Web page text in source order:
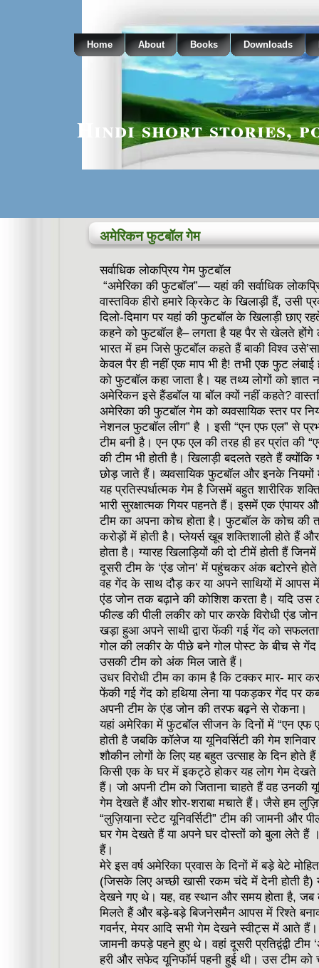
Home About Books Downloads
Hindi short stories,
अमेरिकन फुटबॉल गेम
सर्वाधिक लोकप्रिय गेम फुटबॉल
“अमेरिका की फुटबॉल”— यहां की सर्वाधिक
वास्तविक हीरो हमारे क्रिकेट के खिलाड़ी हैं,
दिलो-दिमाग पर यहां की फुटबॉल के खिलाड़ी छाए
कहने को फुटबॉल है– लगता है यह पैर से खेलते होंगे
भारत में हम जिसे फुटबॉल कहते हैं बाकी विश्व
केवल पैर ही नहीं एक माप भी है! तभी एक फुट लंबाई
को फुटबॉल कहा जाता है। यह तथ्य लोगों को ज्ञात
अमेरिकन इसे हैंडबॉल या बॉल क्यों नहीं कहते?
अमेरिका की फुटबॉल गेम को व्यवसायिक स्तर पर
नेशनल फुटबॉल लीग” है । इसी “एन एफ एल” से
टीम बनी है। एन एफ एल की तरह ही हर प्रांत की
की टीम भी होती है। खिलाड़ी बदलते रहते हैं
छोड़ जाते हैं। व्यवसायिक फुटबॉल और इनके नियमों
यह प्रतिस्पर्धात्मक गेम है जिसमें बहुत शारीरिक
भारी सुरक्षात्मक गियर पहनते हैं। इसमें एक एंपायर
टीम का अपना कोच होता है। फुटबॉल के कोच की
करोड़ों में होती है। प्लेयर्स खूब शक्तिशाली होते
होता है। ग्यारह खिलाड़ियों की दो टीमें होती हैं
दूसरी टीम के ‘एंड जोन’ में पहुंचकर अंक बटोरने
वह गेंद के साथ दौड़ कर या अपने साथियों में आपस
एंड जोन तक बढ़ाने की कोशिश करता है। यदि उस
फील्ड की पीली लकीर को पार करके विरोधी एंड
खड़ा हुआ अपने साथी द्वारा फेंकी गई गेंद को
गोल की लकीर के पीछे बने गोल पोस्ट के बीच से
उसकी टीम को अंक मिल जाते हैं।
उधर विरोधी टीम का काम है कि टक्कर मार- मार
फेंकी गई गेंद को हथिया लेना या पकड़कर गेंद पर
अपनी टीम के एंड जोन की तरफ बढ़ने से रोकना।
यहां अमेरिका में फुटबॉल सीजन के दिनों में “एन एफ
होती है जबकि कॉलेज या यूनिवर्सिटी की गेम
शौकीन लोगों के लिए यह बहुत उत्साह के दिन होते हैं
किसी एक के घर में इकट्ठे होकर यह लोग गेम देखते
हैं। जो अपनी टीम को जिताना चाहते हैं वह उनकी
गेम देखते हैं और शोर-शराबा मचाते हैं। जैसे हम
“लुज़ियाना स्टेट यूनिवर्सिटी” टीम की जामनी और
घर गेम देखते हैं या अपने घर दोस्तों को बुला लेते हैं
हैं।
मेरे इस वर्ष अमेरिका प्रवास के दिनों में बड़े बेटे
(जिसके लिए अच्छी खासी रकम चंदे में देनी होती
देखने गए थे। यह, वह स्थान और समय होता है, जब
मिलते हैं और बड़े-बड़े बिजनेसमैन आपस में रिश्ते
गवर्नर, मेयर आदि सभी गेम देखने स्वीट्स में आते हैं।
जामनी कपड़े पहने हुए थे। वहां दूसरी प्रतिद्वंद्वी
हरी और सफेद यूनिफॉर्म पहनी हुई थी। उस टीम